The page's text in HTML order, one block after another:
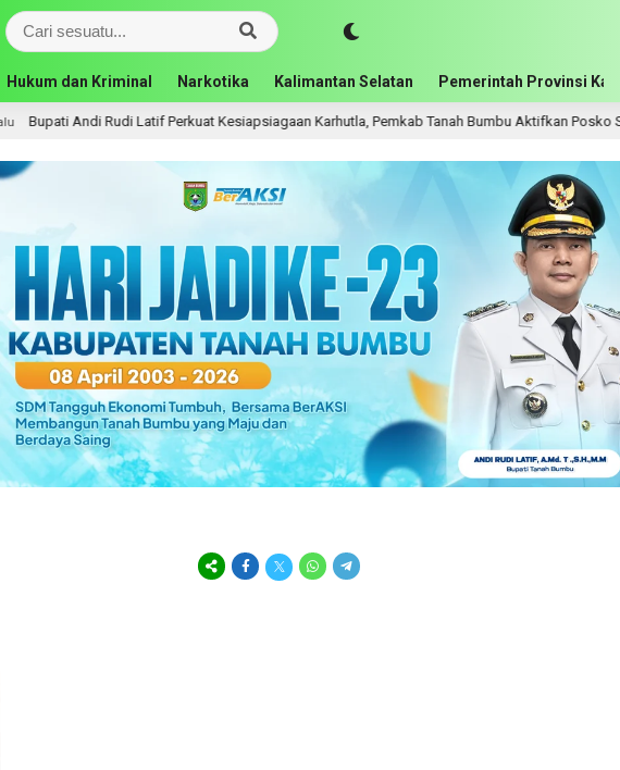
Hukum dan Kriminal Narkotika Kalimantan Selatan Pemerintah Provinsi
Rudi Latif Perkuat Kesiapsiagaan Karhutla, Pemkab Tanah Bumbu Aktifkan Posko Siaga Darurat